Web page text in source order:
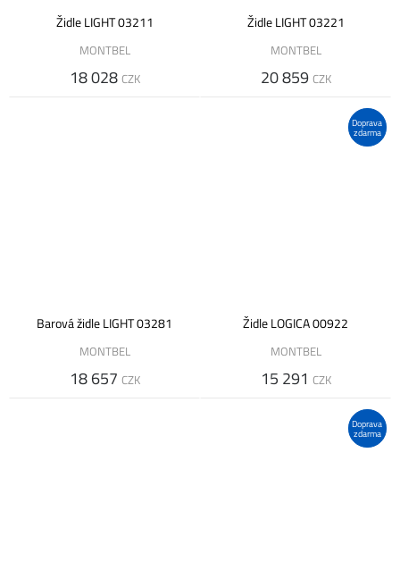
Židle LIGHT 03211
MONTBEL
18 028 CZK
Židle LIGHT 03221
MONTBEL
20 859 CZK
Barová židle LIGHT 03281
MONTBEL
18 657 CZK
Doprava
zdarma
Židle LOGICA 00922
MONTBEL
15 291 CZK
Doprava
zdarma